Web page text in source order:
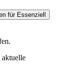
für Essenziell